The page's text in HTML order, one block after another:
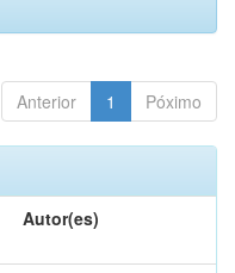
Anterior 1 Póximo
Autor(es)